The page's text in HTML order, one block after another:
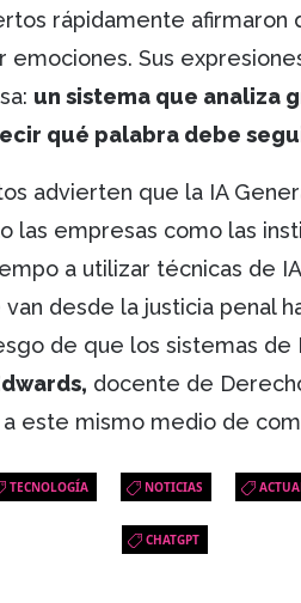
rápidamente
emociones. Sus
un sistema que analiza
qué palabra debe
advierten que la IA
las empresas como las
a utilizar técnicas de
desde la justicia penal
de que los sistemas de
docente de
este mismo medio de
TECNOLOGÍA NOTICIAS
CHATGPT